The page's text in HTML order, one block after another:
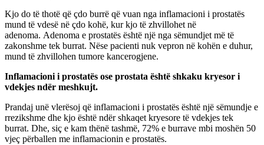
Kjo do të thotë që çdo burrë që vuan nga inflamacioni i prostatës
mund të vdesë në çdo kohë, kur kjo të zhvillohet në
adenoma. Adenoma e prostatës është një nga sëmundjet më të
zakonshme tek burrat. Nëse pacienti nuk vepron në kohën e duhur,
mund të zhvillohen tumore kancerogjene.
Inflamacioni i prostatës ose prostata është shkaku kryesor i
vdekjes ndër meshkujt.
Prandaj unë vlerësoj që inflamacioni i prostatës është një sëmundje e
rrezikshme dhe kjo është ndër shkaqet kryesore të vdekjes tek
burrat. Dhe, siç e kam thënë tashmë, 72% e burrave mbi moshën 50
vjeç përballen me inflamacionin e prostatës.